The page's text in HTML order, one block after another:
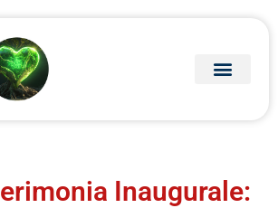
Inaugurale: